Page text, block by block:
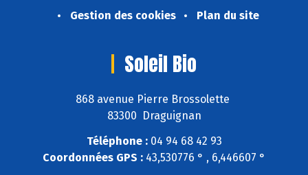
Gestion des cookies
Plan du site
Soleil Bio
868 avenue Pierre Brossolette
83300 Draguignan
Téléphone :04 94 68 42 93
Coordonnées GPS : 43,530776 ° , 6,446607 °